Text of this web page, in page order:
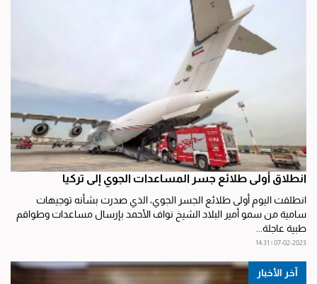
انطلاق أولى طلائع جسر المساعدات الجوي إلى تركيا
انطلقت اليوم أولى طلائع الجسر الجوي، الذي صدرت بشأنه توجيهات
سامية من سمو أمير البلاد الشيخ نواف الأحمد بإرسال مساعدات وطواقم
طبية عاجلة...
07-02-2023 | 14:31
آخر الأخبار